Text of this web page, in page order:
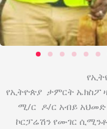
የኢትዮጵያ ታምርት ኤክስፖ
ሚ/ር ዶ/ር አብይ አህመድ
ኮርፓሬሽን የሙገር